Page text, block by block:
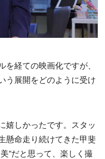
経ての映画化ですが、
う展開をどのように受け
嬉しかったです。スタッ
懸命走り続けてきた甲斐
”だと思って、楽しく撮